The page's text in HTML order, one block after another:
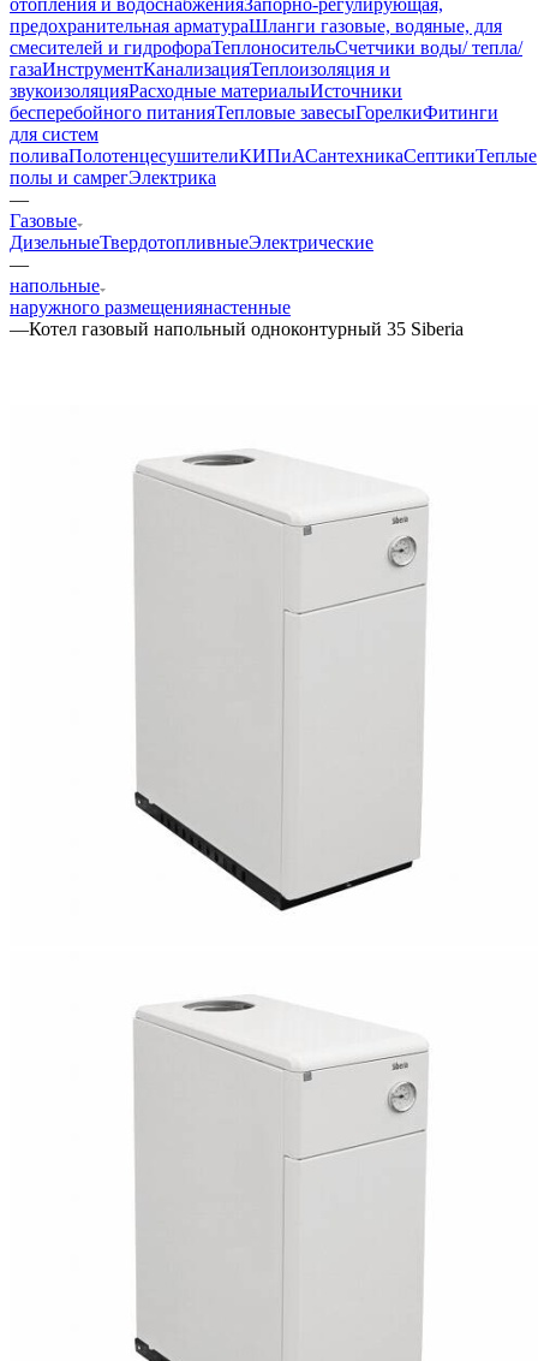
предохранительная арматураШланги газовые, водяные, для
смесителей и гидрофораТеплоносительСчетчики воды/ тепла/
газаИнструментКанализацияТеплоизоляция и
звукоизоляцияРасходные материалыИсточники
бесперебойного питанияТепловые завесыГорелкиФитинги
для систем
поливаПолотенцесушителиКИПиАСантехникаСептикиТеплые
полы и самрегЭлектрика
—
Газовые
ДизельныеТвердотопливныеЭлектрические
—
напольные
наружного размещениянастенные
—Котел газовый напольный одноконтурный 35 Siberia